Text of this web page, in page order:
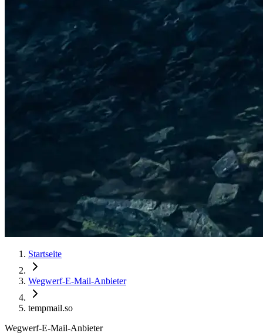
Startseite
Wegwerf-E-Mail-Anbieter
tempmail.so
Wegwerf-E-Mail-Anbieter